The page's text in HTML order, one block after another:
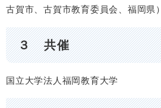
古賀市、古賀市教育委員会、福岡県）
３ 共催
国立大学法人福岡教育大学